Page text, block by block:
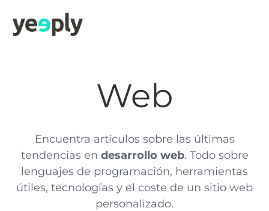
Web
Encuentra artículos sobre las últimas
tendencias en desarrollo web. Todo sobre
lenguajes de programación, herramientas
útiles, tecnologías y el coste de un sitio web
personalizado.